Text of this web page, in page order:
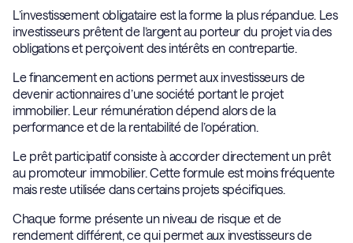
L’investissement obligataire est la forme la plus répandue. Les
investisseurs prêtent de l’argent au porteur du projet via des
obligations et perçoivent des intérêts en contrepartie.
Le financement en actions permet aux investisseurs de
devenir actionnaires d’une société portant le projet
immobilier. Leur rémunération dépend alors de la
performance et de la rentabilité de l’opération.
Le prêt participatif consiste à accorder directement un prêt
au promoteur immobilier. Cette formule est moins fréquente
mais reste utilisée dans certains projets spécifiques.
Chaque forme présente un niveau de risque et de
rendement différent, ce qui permet aux investisseurs de